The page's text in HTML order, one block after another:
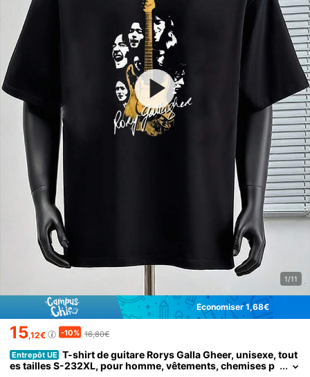
1/11
Économiser 1,68€
15,12€ -10% 16,80€
Entrepôt UE T-shirt de guitare Rorys Galla Gheer, unisexe, tout
es tailles S-232XL, pour homme, vêtements, chemises p